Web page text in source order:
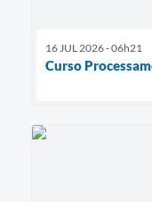
16 JUL 2026 - 06h21
Curso